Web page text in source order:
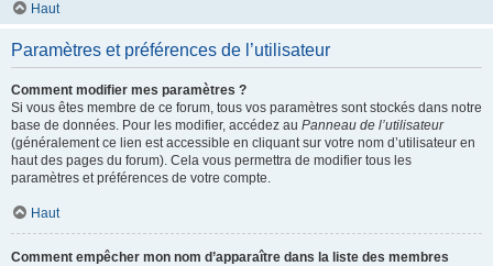
Haut
Paramètres et préférences de l’utilisateur
Comment modifier mes paramètres ?
Si vous êtes membre de ce forum, tous vos paramètres sont stockés dans notre
base de données. Pour les modifier, accédez au Panneau de l’utilisateur
(généralement ce lien est accessible en cliquant sur votre nom d’utilisateur en
haut des pages du forum). Cela vous permettra de modifier tous les
paramètres et préférences de votre compte.
Haut
Comment empêcher mon nom d’apparaître dans la liste des membres